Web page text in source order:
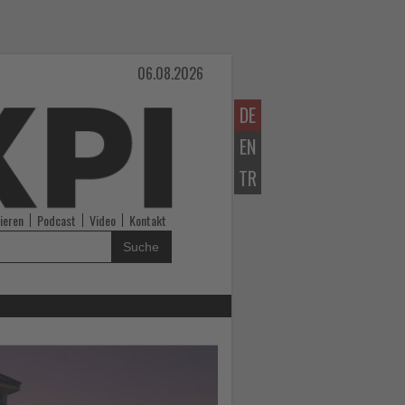
DE
EN
TR
06.08.2026
Podcast Video Kontakt
Suche